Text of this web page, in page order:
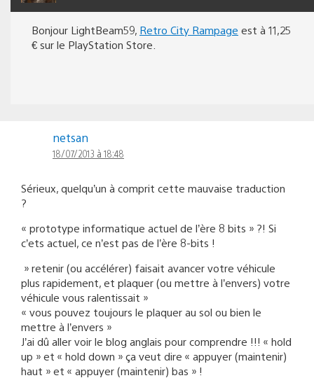
Bonjour LightBeam59, Retro City Rampage est à 11,25
€ sur le PlayStation Store.
netsan
18/07/2013 à 18:48
Sérieux, quelqu’un à comprit cette mauvaise traduction
?
« prototype informatique actuel de l’ère 8 bits » ?! Si
c’ets actuel, ce n’est pas de l’ère 8-bits !
» retenir (ou accélérer) faisait avancer votre véhicule
plus rapidement, et plaquer (ou mettre à l’envers) votre
véhicule vous ralentissait »
« vous pouvez toujours le plaquer au sol ou bien le
mettre à l’envers »
J’ai dû aller voir le blog anglais pour comprendre !!! « hold
up » et « hold down » ça veut dire « appuyer (maintenir)
haut » et « appuyer (maintenir) bas » !